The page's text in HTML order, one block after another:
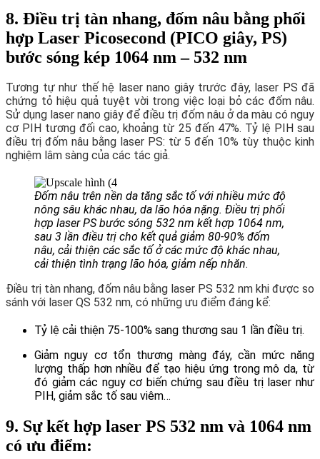
8. Điều trị tàn nhang, đốm nâu bằng phối
hợp Laser Picosecond (PICO giây, PS)
bước sóng kép 1064 nm – 532 nm
Tương tự như thế hệ laser nano giây trước đây, laser PS đã
chứng tỏ hiệu quả tuyệt vời trong việc loại bỏ các đốm nâu.
Sử dụng laser nano giây để điều trị đốm nâu ở da màu có nguy
cơ PIH tương đối cao, khoảng từ 25 đến 47%. Tỷ lệ PIH sau
điều trị đốm nâu bằng laser PS: từ 5 đến 10% tùy thuộc kinh
nghiệm lâm sàng của các tác giả.
Đốm nâu trên nền da tăng sắc tố với nhiều mức độ
nông sâu khác nhau, da lão hóa nặng. Điều trị phối
hợp laser PS bước sóng 532 nm kết hợp 1064 nm,
sau 3 lần điều trị cho kết quả giảm 80-90% đốm
nâu, cải thiện các sắc tố ở các mức độ khác nhau,
cải thiện tình trạng lão hóa, giảm nếp nhăn.
Điều trị tàn nhang, đốm nâu bằng laser PS 532 nm khi được so
sánh với laser QS 532 nm, có những ưu điểm đáng kể:
Tỷ lệ cải thiện 75-100% sang thương sau 1 lần điều trị.
Giảm nguy cơ tổn thương màng đáy, cần mức năng
lượng thấp hơn nhiều để tạo hiệu ứng trong mô da, từ
đó giảm các nguy cơ biến chứng sau điều trị laser như
PIH, giảm sắc tố sau viêm…
9. Sự kết hợp laser PS 532 nm và 1064 nm
có ưu điểm: